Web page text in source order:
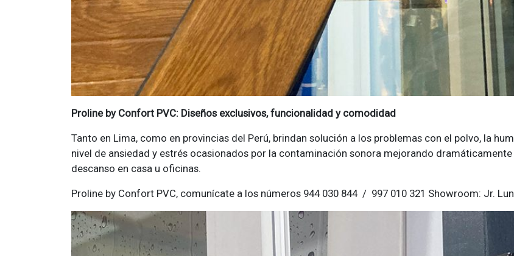
Proline by Confort PVC: Diseños exclusivos, funcionalidad y comodidad
Tanto en Lima, como en provincias del Perú, brindan solución a los problemas con el polvo, la
nivel de ansiedad y estrés ocasionados por la contaminación sonora mejorando
descanso en casa u oficinas.
Proline by Confort PVC, comunícate a los números 944 030 844 / 997 010 321 Showroom: Jr.